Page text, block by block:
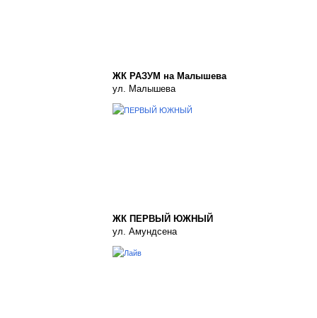
ЖК РАЗУМ на Малышева
ул. Малышева
ЖК ПЕРВЫЙ ЮЖНЫЙ
ул. Амундсена